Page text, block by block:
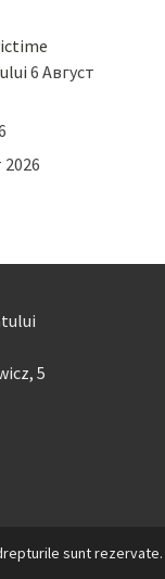
6 Август
2026
5
sunt rezervate.